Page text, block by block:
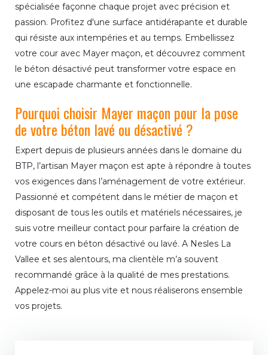
spécialisée façonne chaque projet avec précision et
passion. Profitez d'une surface antidérapante et durable
qui résiste aux intempéries et au temps. Embellissez
votre cour avec Mayer maçon, et découvrez comment
le béton désactivé peut transformer votre espace en
une escapade charmante et fonctionnelle.
Pourquoi choisir Mayer maçon pour la pose
de votre béton lavé ou désactivé ?
Expert depuis de plusieurs années dans le domaine du
BTP, l’artisan Mayer maçon est apte à répondre à toutes
vos exigences dans l’aménagement de votre extérieur.
Passionné et compétent dans le métier de maçon et
disposant de tous les outils et matériels nécessaires, je
suis votre meilleur contact pour parfaire la création de
votre cours en béton désactivé ou lavé. A Nesles La
Vallee et ses alentours, ma clientèle m’a souvent
recommandé grâce à la qualité de mes prestations.
Appelez-moi au plus vite et nous réaliserons ensemble
vos projets.